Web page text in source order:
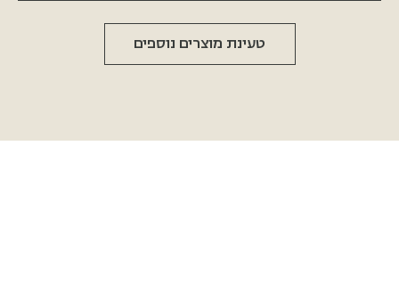
טעינת מוצרים נוספים